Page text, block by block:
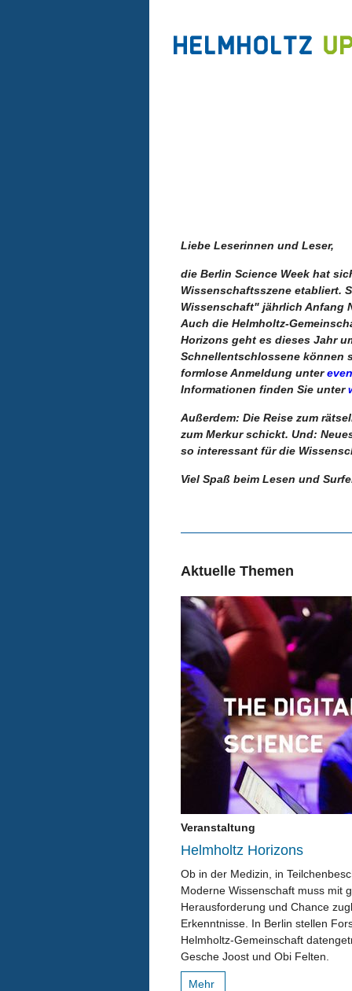
Liebe Leserinnen und Leser,
die Berlin Science Week hat
Wissenschaftsszene etabliert.
Wissenschaft" jährlich Anfang
Auch die Helmholtz-
Horizons geht es dieses Jahr
Schnellentschlossene können
formlose Anmeldung unter
Informationen finden Sie unter
Außerdem: Die Reise zum
zum Merkur schickt. Und:
so interessant für die
Viel Spaß beim Lesen und
Aktuelle Themen
Veranstaltung
Helmholtz Horizons
Ob in der Medizin, in
Moderne Wissenschaft muss mit
Herausforderung und Chance
Erkenntnisse. In Berlin stellen
Helmholtz-Gemeinschaft
Gesche Joost und Obi Felten.
Mehr